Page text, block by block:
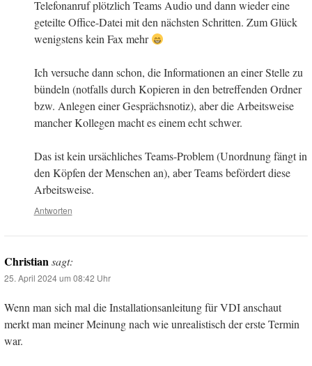
Telefonanruf plötzlich Teams Audio und dann wieder eine
geteilte Office-Datei mit den nächsten Schritten. Zum Glück
wenigstens kein Fax mehr
Ich versuche dann schon, die Informationen an einer Stelle zu
bündeln (notfalls durch Kopieren in den betreffenden Ordner
bzw. Anlegen einer Gesprächsnotiz), aber die Arbeitsweise
mancher Kollegen macht es einem echt schwer.
Das ist kein ursächliches Teams-Problem (Unordnung fängt in
den Köpfen der Menschen an), aber Teams befördert diese
Arbeitsweise.
Antworten
Christiansagt:
25. April 2024 um 08:42 Uhr
Wenn man sich mal die Installationsanleitung für VDI anschaut
merkt man meiner Meinung nach wie unrealistisch der erste Termin
war.